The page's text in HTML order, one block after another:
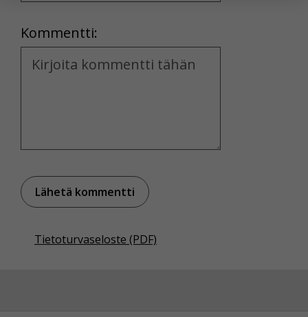
Kommentti:
Kommentti
Tietoturvaseloste (PDF)
Voit valita, hyväksytkö näiden evästeiden käytön.